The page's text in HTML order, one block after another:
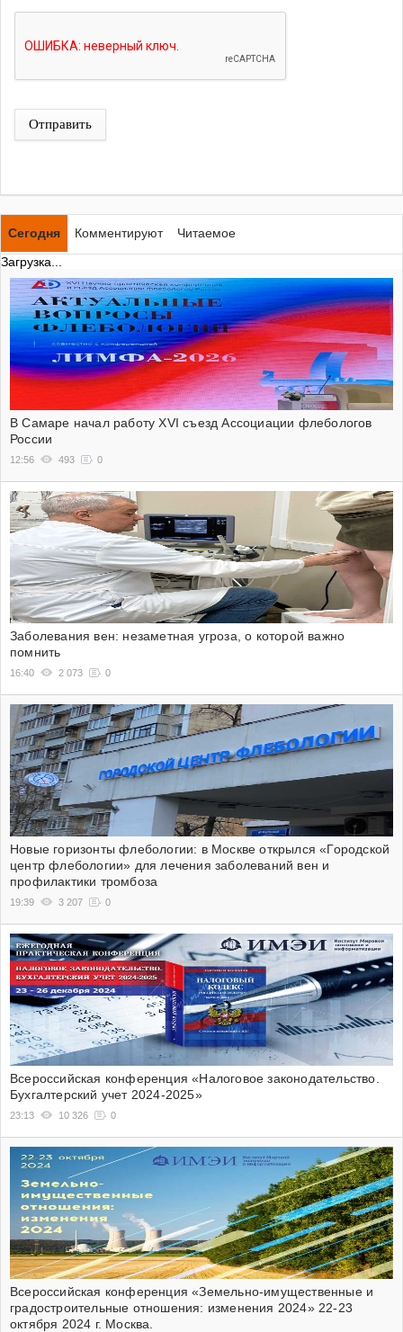
Отправить
Сегодня Комментируют
Читаемое
Загрузка...
В Самаре начал работу XVI съезд Ассоциации флебологов
России
12:56 493 0
Заболевания вен: незаметная угроза, о которой важно
помнить
16:40 2 073 0
Новые горизонты флебологии: в Москве открылся «Городской
центр флебологии» для лечения заболеваний вен и
профилактики тромбоза
19:39 3 207 0
Всероссийская конференция «Налоговое законодательство.
Бухгалтерский учет 2024-2025»
23:13 10 326 0
Всероссийская конференция «Земельно-имущественные и
градостроительные отношения: изменения 2024» 22-23
октября 2024 г. Москва.